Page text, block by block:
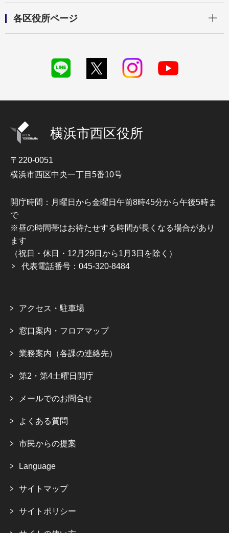
各区役所ページ
横浜市西区役所
〒220-0051
横浜市西区中央一丁目5番10号
開庁時間：月曜日から金曜日午前8時45分から午後5時ま
で
※昼の時間帯はお待たせする時間が長くなる場合があり
ます
（祝日・休日・12月29日から1月3日を除く）
代表電話番号：045-320-8484
アクセス・駐車場
窓口案内・フロアマップ
業務案内（各課の連絡先）
第2・第4土曜日開庁
メールでのお問合せ
よくある質問
市民からの提案
Language
サイトマップ
サイトポリシー